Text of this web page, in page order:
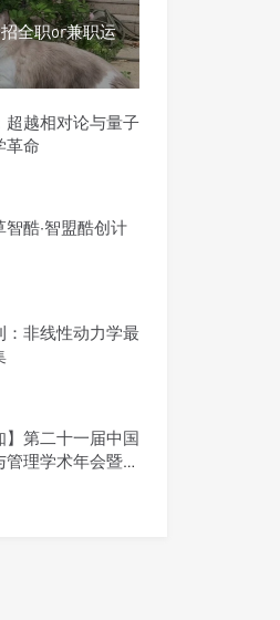
全职or兼职运
超越相对论与量子
革命
酷·智盟酷创计
：非线性动力学最
】第二十一届中国
理学术年会暨研